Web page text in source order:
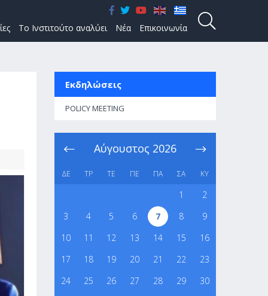
Το Ινστιτούτο αναλύει Νέα Επικοινωνία
Εκδηλώσεις
POLICY MEETING
Αύγουστος 2026
ΔΕ ΤΡ ΤΕ ΠΕ ΠΑ ΣΑ ΚΥ
1
2
3
4 5 6 7 8
9
10
11 12 13 14 15
16
17
18 19 20 21 22
23
24
25 26 27 28 29
30